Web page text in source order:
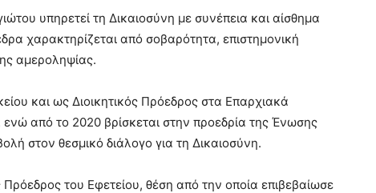
υπηρετεί τη Δικαιοσύνη με συνέπεια και αίσθημα
χαρακτηρίζεται από σοβαρότητα, επιστημονική
αμεροληψίας.
και ως Διοικητικός Πρόεδρος στα Επαρχιακά
από το 2020 βρίσκεται στην προεδρία της Ένωσης
στον θεσμικό διάλογο για τη Δικαιοσύνη.
του Εφετείου, θέση από την οποία επιβεβαίωσε